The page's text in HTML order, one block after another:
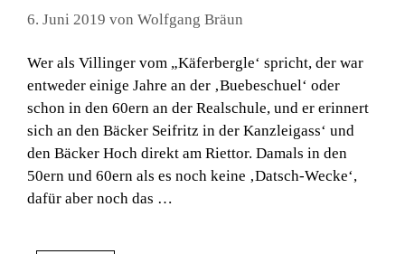
6. Juni 2019 von Wolfgang Bräun
Wer als Villinger vom „Käferbergle‘ spricht, der war
entweder einige Jahre an der ‚Buebeschuel‘ oder
schon in den 60ern an der Realschule, und er erinnert
sich an den Bäcker Seifritz in der Kanzleigass‘ und
den Bäcker Hoch direkt am Riettor. Damals in den
50ern und 60ern als es noch keine ‚Datsch-Wecke‘,
dafür aber noch das …